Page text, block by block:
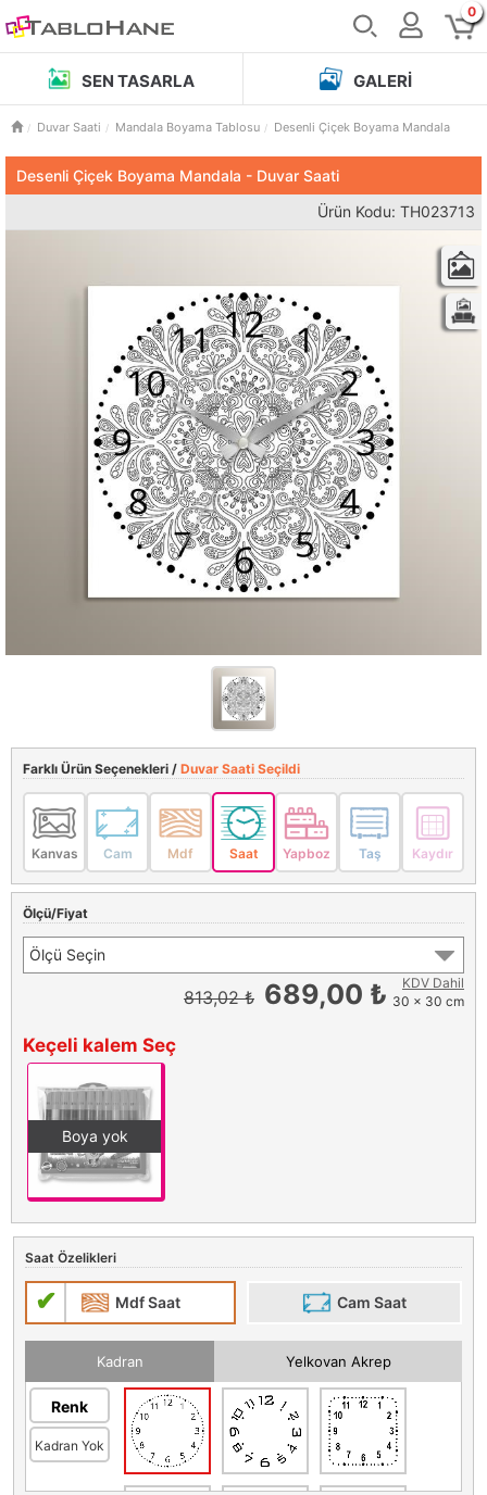
0
SEN TASARLA GALERI
Duvar Saati Mandala Boyama Tablosu Desenli Çiçek Boyama Mandala
Desenli Çiçek Boyama Mandala - Duvar Saati
Ürün Kodu: TH023713
Farklı Ürün Seçenekleri / Duvar Saati Seçildi
Kanvas Cam Mdf Saat Yapboz Taş Kaydır
Ölçü/Fiyat
Ölçü Seçin
813,02 ₺ 689,00 ₺
KDV Dahil
30 x 30 cm
Keçeli kalem Seç
Boya yok
Saat Özelikleri
Mdf Saat Cam Saat
Kadran Yelkovan Akrep
Renk
Kadran Yok